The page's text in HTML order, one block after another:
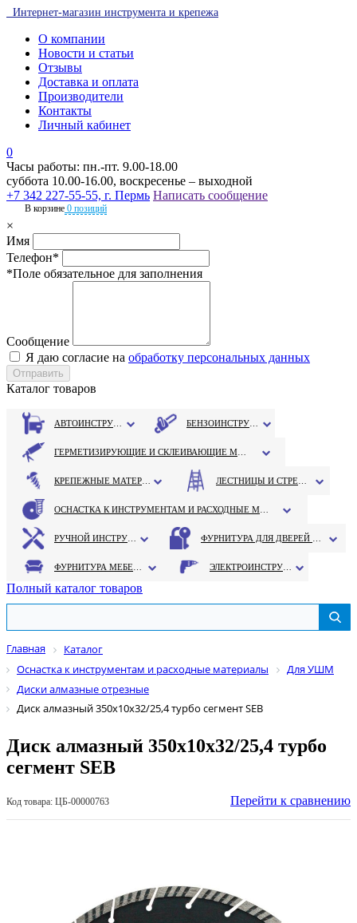
Интернет-магазин инструмента и крепежа
О компании
Новости и статьи
Отзывы
Доставка и оплата
Производители
Контакты
Личный кабинет
0
Часы работы: пн.-пт. 9.00-18.00
суббота 10.00-16.00, воскресенье – выходной
+7 342 227-55-55, г. Пермь Написать сообщение
В корзине 0 позиций
×
Имя
Телефон*
*Поле обязательное для заполнения
Сообщение
Я даю согласие на обработку персональных данных
Каталог товаров
Полный каталог товаров
Главная
Каталог
Оснастка к инструментам и расходные материалы
Для УШМ
Диски алмазные отрезные
Диск алмазный 350х10х32/25,4 турбо сегмент SEB
Диск алмазный 350х10х32/25,4 турбо
сегмент SEB
Код товара: ЦБ-00000763 Перейти к сравнению